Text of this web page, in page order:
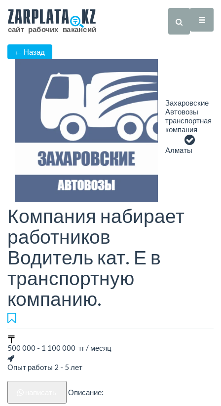
← Назад
Захаровские
Автовозы
транспортная
компания
Алматы
Компания набирает
работников
Водитель кат. Е в
транспортную
компанию.
500 000 - 1 100 000 тг / месяц
Опыт работы 2 - 5 лет
Описание: